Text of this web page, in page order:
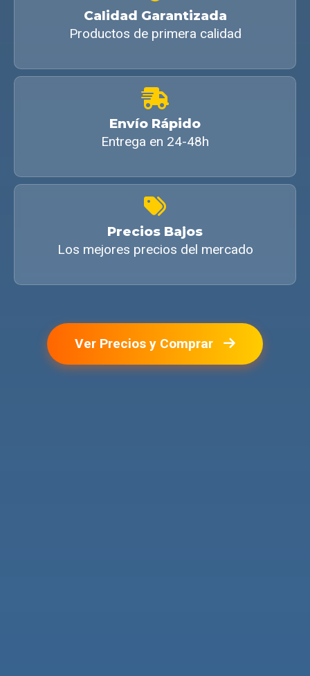
Calidad Garantizada
Productos de primera calidad
Envío Rápido
Entrega en 24-48h
Precios Bajos
Los mejores precios del mercado
Ver Precios y Comprar